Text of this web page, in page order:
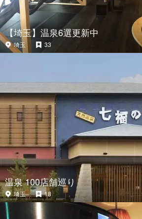
【埼玉】温泉6選更新中
埼玉 33
温泉 100店舗巡り
埼玉 18